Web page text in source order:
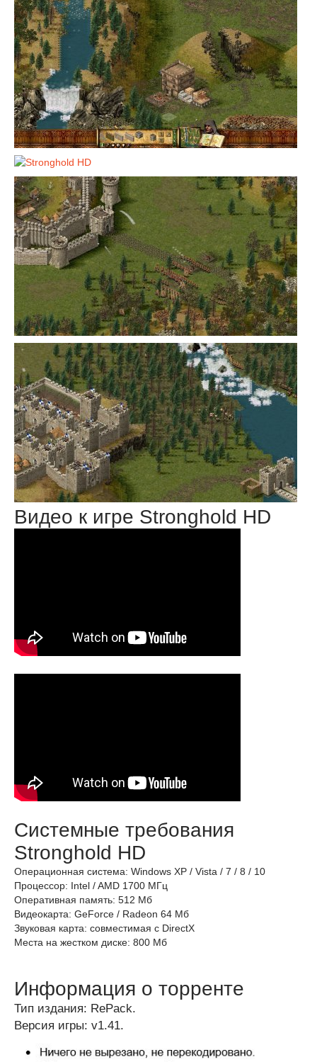
Видео к игре Stronghold HD
Системные требования
Stronghold HD
Операционная система: Windows XP / Vista / 7 / 8 / 10
Процессор: Intel / AMD 1700 МГц
Оперативная память: 512 Mб
Видеокарта: GeForce / Radeon 64 Мб
Звуковая карта: совместимая с DirectX
Места на жестком диске: 800 Mб
Информация о торренте
Тип издания: RePack.
Версия игры: v1.41.